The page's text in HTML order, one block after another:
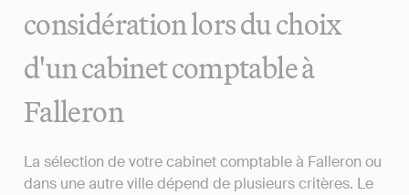
considération lors du choix
d'un cabinet comptable à
Falleron
La sélection de votre cabinet comptable à Falleron ou
dans une autre ville dépend de plusieurs critères. Le